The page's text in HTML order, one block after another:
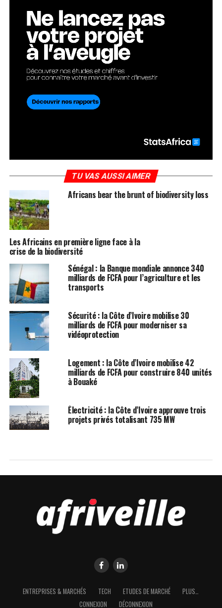
TU VAS AUSSI AIMER
Africans bear the brunt of biodiversity loss
Les Africains en première ligne face à la
crise de la biodiversité
Sénégal : la Banque mondiale annonce 340
milliards de FCFA pour l’agriculture et les
transports
Sécurité : la Côte d’Ivoire mobilise 30
milliards de FCFA pour moderniser sa
vidéoprotection
Logement : la Côte d’Ivoire mobilise 42
milliards de FCFA pour construire 840 unités
à Bouaké
Électricité : la Côte d’Ivoire approuve trois
projets privés totalisant 735 MW
Port autonome de San Pedro : Dally
Pascal-José nommé directeur
général par intérim pour assurer la
le
01/07/2026